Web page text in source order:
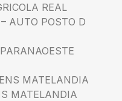
REAL
AUTO POSTO D
MATELANDIA
MATELANDIA